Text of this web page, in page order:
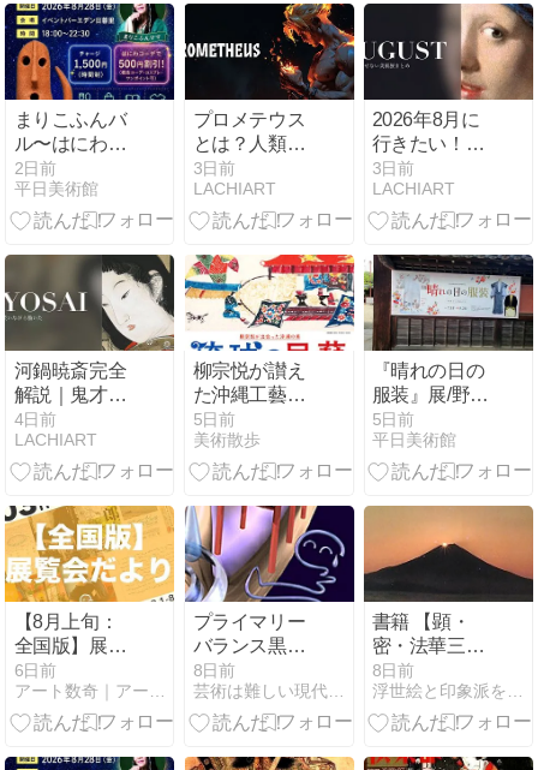
ントワネッ
ト・スタイ
ル」横浜美術
館 取材レポー
ト
まりこふんバ
ル〜はにわ
night〜の楽し
み方
2日前
平日美術館
プロメテウス
とは？人類に
火を与えたテ
ィターンの物
語を名画8点
3日前
LACHIART
2026年8月に
行きたい！全
国おすすめ美
術展まとめ
3日前
LACHIART
河鍋暁斎完全
解説｜鬼才が
描いた地獄と
笑いの宇宙
4日前
LACHIART
柳宗悦が讃え
た沖縄工藝の
価値をあらた
めて捉え直す
展覧会「柳宗
沖縄の美 琉球
の民藝」が
2026年8月26
日から日本橋
髙島屋S.C.で
開催
5日前
美術散歩
『晴れの日の
服装』展/野田
市郷土博物館
5日前
平日美術館
【8月上旬：
全国版】展覧
会まとめ｜15
日間で203件
（2026年8月1
日）
6日前
アート数奇｜アートの割り切れない楽しさを見つけるブログ
プライマリー
バランス黒字
化目標をつい
に外した【嘘
と答弁拒否の
8日前
芸術は難しい現代美術はわからない抽象絵画はちょっと・謎を理解
書籍 【顕・
密・法華三部
経体系総論】
五井野正著
8日前
浮世絵と印象派を通して学ぶ４次元世界